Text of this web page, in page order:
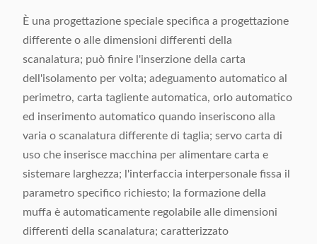
È una progettazione speciale specifica a progettazione
differente o alle dimensioni differenti della
scanalatura; può finire l'inserzione della carta
dell'isolamento per volta; adeguamento automatico al
perimetro, carta tagliente automatica, orlo automatico
ed inserimento automatico quando inseriscono alla
varia o scanalatura differente di taglia; servo carta di
uso che inserisce macchina per alimentare carta e
sistemare larghezza; l'interfaccia interpersonale fissa il
parametro specifico richiesto; la formazione della
muffa è automaticamente regolabile alle dimensioni
differenti della scanalatura; caratterizzato